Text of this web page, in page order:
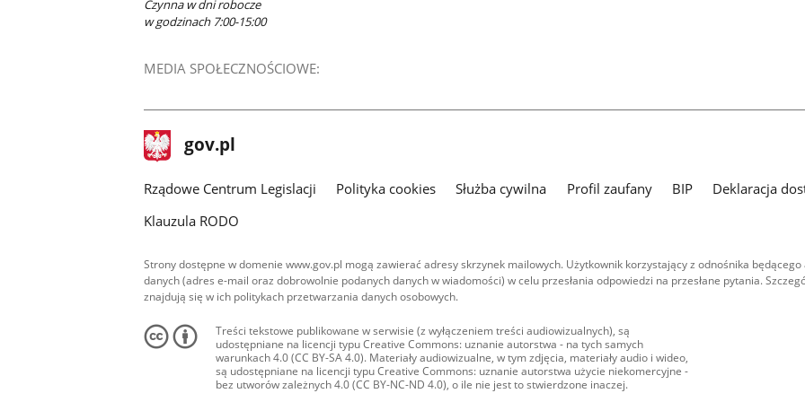
Czynna w dni robocze
w godzinach 7:00-15:00
MEDIA SPOŁECZNOŚCIOWE:
stopka
gov.pl Strona
gov.pl
Rządowe Centrum Legislacji Polityka cookies Służba cywilna Profil zaufany BIP
Deklaracja
Klauzula RODO
Strony dostępne w domenie www.gov.pl mogą zawierać adresy skrzynek mailowych. Użytkownik korzystający z odnośnika
danych (adres e-mail oraz dobrowolnie podanych danych w wiadomości) w celu przesłania odpowiedzi na przesłane pytania.
znajdują się w ich politykach przetwarzania danych osobowych.
Treści tekstowe publikowane w serwisie (z wyłączeniem treści audiowizualnych), są
udostępniane na licencji typu Creative Commons: uznanie autorstwa - na tych samych
warunkach 4.0 (CC BY-SA 4.0). Materiały audiowizualne, w tym zdjęcia, materiały audio i wideo,
są udostępniane na licencji typu Creative Commons: uznanie autorstwa użycie niekomercyjne -
bez utworów zależnych 4.0 (CC BY-NC-ND 4.0), o ile nie jest to stwierdzone inaczej.